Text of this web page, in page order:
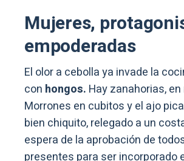
Mujeres,
empoderadas
El olor a cebolla ya invade la
con hongos. Hay zanahorias,
Morrones en cubitos y el ajo
bien chiquito, relegado a un
espera de la aprobación de
presentes para ser incorporado